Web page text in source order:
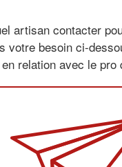
artisan contacter
votre besoin ci-
relation avec le pro